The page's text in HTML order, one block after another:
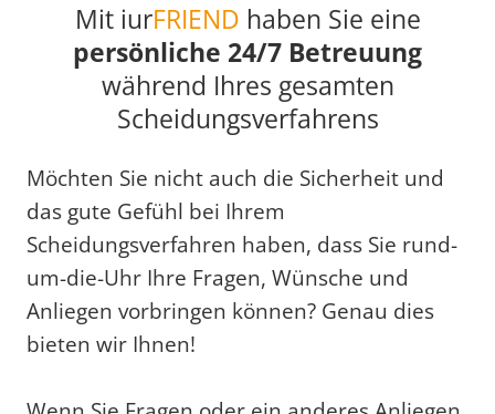
Mit iurFRIEND haben Sie eine
persönliche 24/7 Betreuung
während Ihres gesamten
Scheidungsverfahrens
Möchten Sie nicht auch die Sicherheit und
das gute Gefühl bei Ihrem
Scheidungsverfahren haben, dass Sie rund-
um-die-Uhr Ihre Fragen, Wünsche und
Anliegen vorbringen können? Genau dies
bieten wir Ihnen!